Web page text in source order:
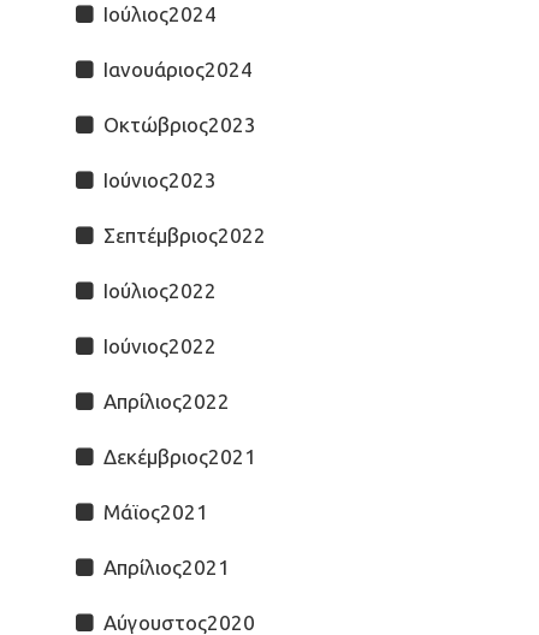
Ιούλιος2024
Ιανουάριος2024
Οκτώβριος2023
Ιούνιος2023
Σεπτέμβριος2022
Ιούλιος2022
Ιούνιος2022
Απρίλιος2022
Δεκέμβριος2021
Μάϊος2021
Απρίλιος2021
Αύγουστος2020